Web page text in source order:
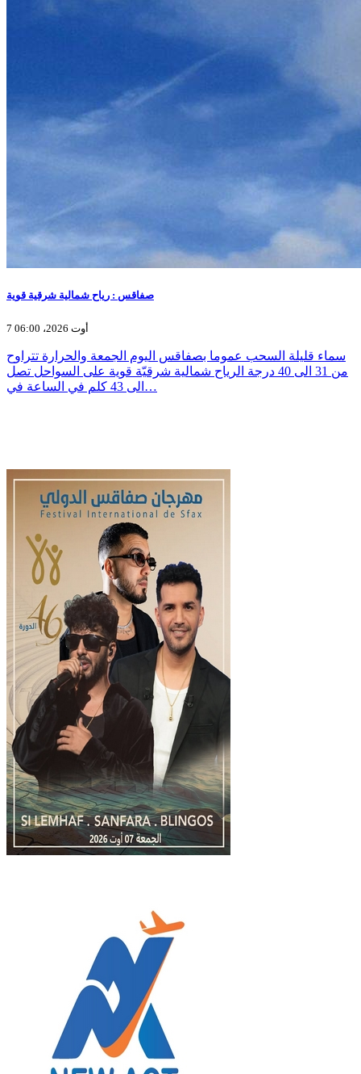
صفاقس : رياح شمالية شرقية قوية
7 أوت 2026، 06:00
سماء قليلة السحب عموما بصفاقس اليوم الجمعة والحرارة تتراوح
من 31 الى 40 درجة الرياح شمالية شرقيّة قوية على السواحل تصل
الى 43 كلم في الساعة في…